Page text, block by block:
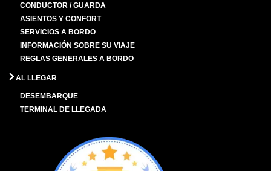
CONDUCTOR / GUARDA
ASIENTOS Y CONFORT
SERVICIOS A BORDO
INFORMACIÓN SOBRE SU VIAJE
REGLAS GENERALES A BORDO
AL LLEGAR
DESEMBARQUE
TERMINAL DE LLEGADA